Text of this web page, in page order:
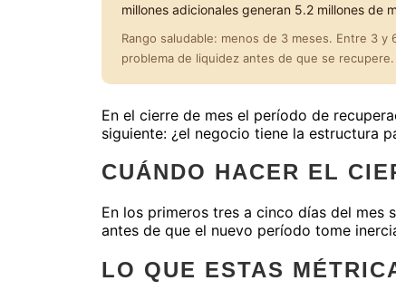
millones adicionales generan 5.2 millones de
Rango saludable: menos de 3 meses. Entre 3
problema de liquidez antes de que se recupere.
En el cierre de mes el período de
siguiente: ¿el negocio tiene la estructura
CUÁNDO HACER EL
En los primeros tres a cinco días del mes
antes de que el nuevo período tome
LO QUE ESTAS